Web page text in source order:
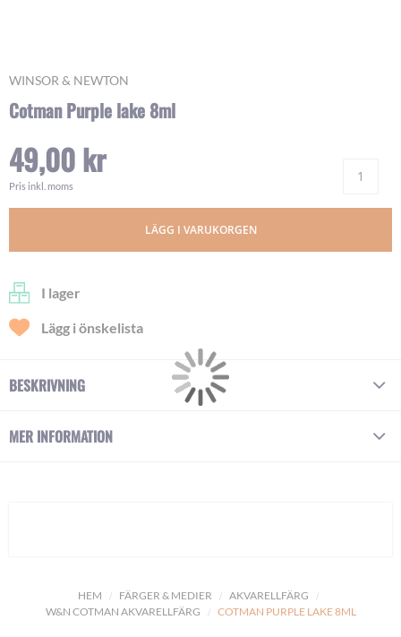
HEM FÄRGER & MEDIER
AKVARELLFÄRG
W&N COTMAN AKVARELLFÄRG
COTMAN PURPLE LAKE 8ML
WINSOR & NEWTON
Cotman Purple lake 8ml
49,00 kr
Pris inkl. moms
LÄGG I VARUKORGEN
I lager
Lägg i önskelista
Skip
the
of
the
images
BESKRIVNING
MER INFORMATION